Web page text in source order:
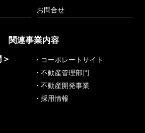
お問合せ
関連事業内容
・コーポレートサイト
・不動産管理部門
・不動産開発事業
・採用情報